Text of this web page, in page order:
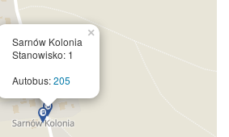
Sarnów Kolonia
Stanowisko: 1
Autobus:205
×